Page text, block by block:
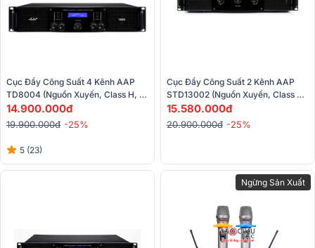
Cục Đẩy Công Suất 4 Kênh AAP
TD8004 (Nguồn Xuyến, Class H,
800W)
14.900.000đ
19.900.000đ -25%
5 (23)
Cục Đẩy Công Suất 2 Kênh AAP
STD13002 (Nguồn Xuyến, Class H,
1300W)
15.580.000đ
20.900.000đ -25%
Ngừng Sản Xuất